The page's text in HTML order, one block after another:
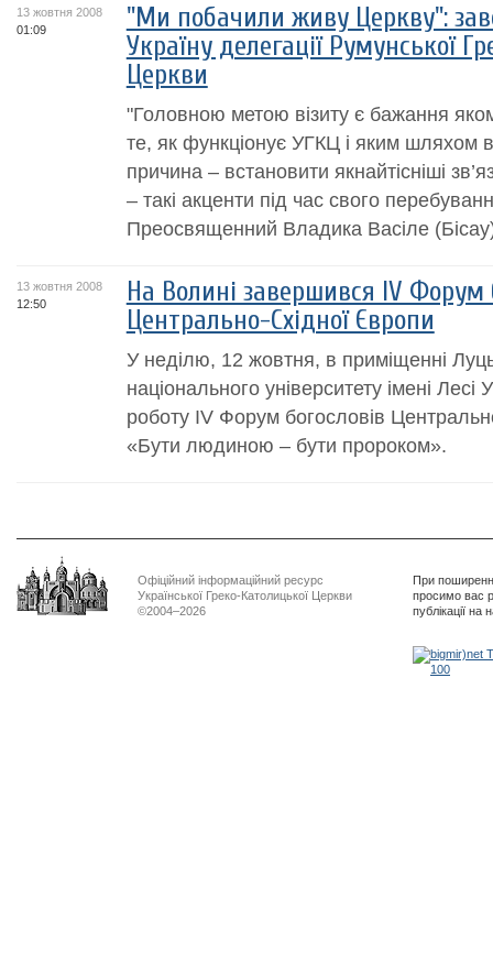
13 жовтня 2008
01:09
"Ми побачили живу Церкву":
Україну делегації Румунської
Церкви
"Головною метою візиту є бажання
те, як функціонує УГКЦ і яким шляхом
причина – встановити якнайтісніші
– такі акценти під час свого
Преосвященний Владика Васіле
13 жовтня 2008
12:50
На Волині завершився IV Форум
Центрально-Східної Європи
У неділю, 12 жовтня, в приміщенні
національного університету імені
роботу IV Форум богословів
«Бути людиною – бути пророком».
Офіційний інформаційний ресурс
Української Греко-Католицької Церкви
©2004–2026
При
просимо вас
публікації на